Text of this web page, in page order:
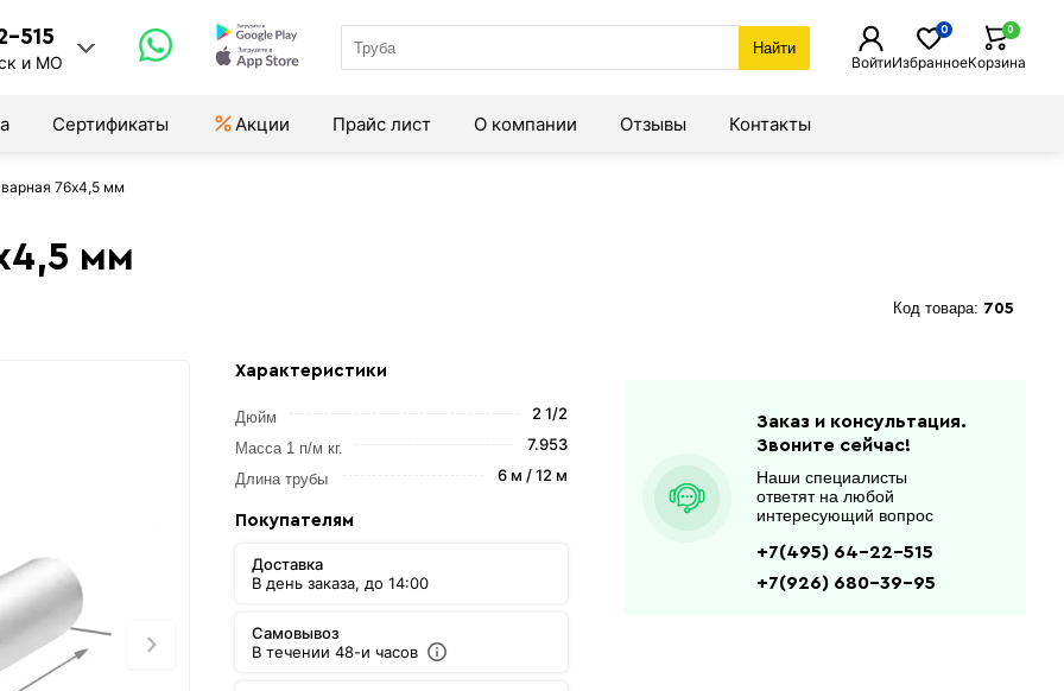
515
и МО
Найти
ВойтиИзбранное
0
Корзина
0
Сертификаты Акции Прайс лист О компании Отзывы Контакты
76х4,5 мм
мм
Код товара: 705
Характеристики
Дюйм 2 1/2
Масса 1 п/м кг. 7.953
Длина трубы 6 м / 12 м
Покупателям
Доставка
В день заказа, до 14:00
Самовывоз
В течении 48-и часов
Заказ и консультация.
Звоните сейчас!
Наши специалисты
ответят на любой
интересующий вопрос
+7(495) 64-22-515
+7(926) 680-39-95